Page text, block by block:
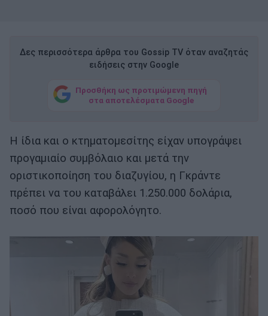
Δες περισσότερα άρθρα του Gossip TV όταν αναζητάς
ειδήσεις στην Google
Προσθήκη ως προτιμώμενη πηγή
στα αποτελέσματα Google
Η ίδια και ο κτηματομεσίτης είχαν υπογράψει
προγαμιαίο συμβόλαιο και μετά την
οριστικοποίηση του διαζυγίου, η Γκράντε
πρέπει να του καταβάλει 1.250.000 δολάρια,
ποσό που είναι αφορολόγητο.